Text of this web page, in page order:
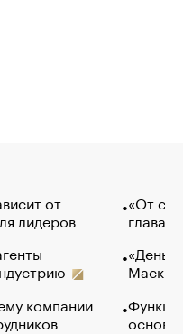
от
лидеров
компании
«От
глава
Маск в
основ